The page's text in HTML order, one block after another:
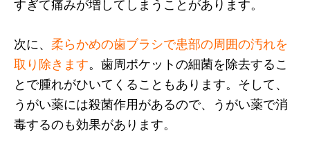
すぎて痛みが増してしまうことがあります。
次に、 柔らかめの歯ブラシで患部の周囲の汚れを
取り除きます。歯周ポケットの細菌を除去するこ
とで腫れがひいてくることもあります。そして、
うがい薬には殺菌作用があるので、うがい薬で消
毒するのも効果があります。